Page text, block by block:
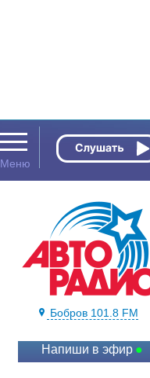
Бобров 101.8 FM
Напиши в эфир